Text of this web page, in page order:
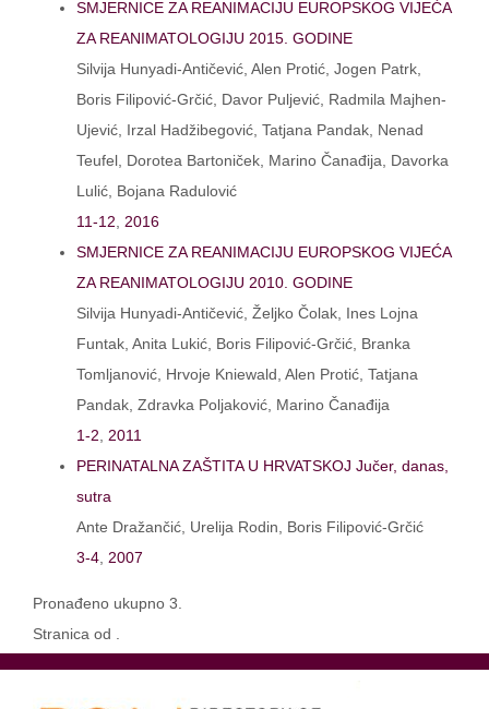
SMJERNICE ZA REANIMACIJU EUROPSKOG VIJEĆA
ZA REANIMATOLOGIJU 2015. GODINE
Silvija Hunyadi-Antičević, Alen Protić, Jogen Patrk,
Boris Filipović-Grčić, Davor Puljević, Radmila Majhen-
Ujević, Irzal Hadžibegović, Tatjana Pandak, Nenad
Teufel, Dorotea Bartoniček, Marino Čanađija, Davorka
Lulić, Bojana Radulović
11-12
2016
SMJERNICE ZA REANIMACIJU EUROPSKOG VIJEĆA
ZA REANIMATOLOGIJU 2010. GODINE
Silvija Hunyadi-Antičević, Željko Čolak, Ines Lojna
Funtak, Anita Lukić, Boris Filipović-Grčić, Branka
Tomljanović, Hrvoje Kniewald, Alen Protić, Tatjana
Pandak, Zdravka Poljaković, Marino Čanađija
1-2
2011
PERINATALNA ZAŠTITA U HRVATSKOJ Jučer, danas,
sutra
Ante Dražančić, Urelija Rodin, Boris Filipović-Grčić
3-4 2007
Pronađeno ukupno 3.
Stranica od .